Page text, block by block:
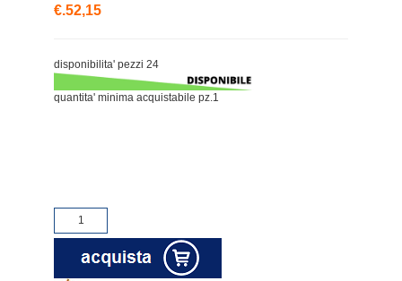
€.52,15
disponibilita' pezzi 24
quantita' minima acquistabile pz.1